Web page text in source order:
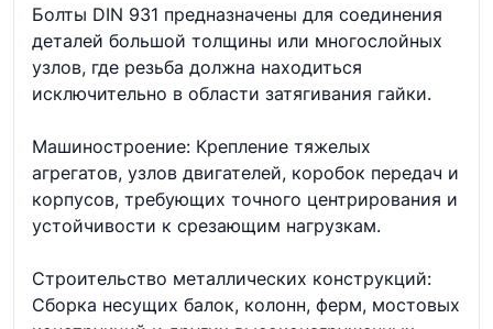
Болты DIN 931 предназначены для соединения
деталей большой толщины или многослойных
узлов, где резьба должна находиться
исключительно в области затягивания гайки.
Машиностроение: Крепление тяжелых
агрегатов, узлов двигателей, коробок передач и
корпусов, требующих точного центрирования и
устойчивости к срезающим нагрузкам.
Строительство металлических конструкций:
Сборка несущих балок, колонн, ферм, мостовых